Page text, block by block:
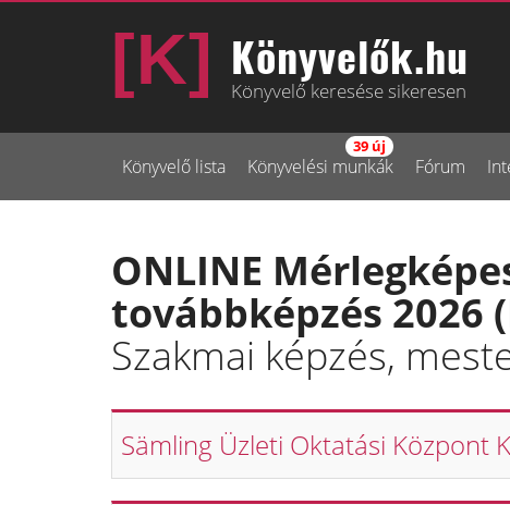
Könyvelők.hu
Könyvelő keresése sikeresen
Könyvelő lista Könyvelési munkák
39 új
Fórum
ONLINE
továbbképzés 2026
Szakmai képzés,
Sämling Üzleti Oktatási Központ